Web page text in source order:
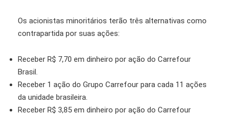
Os acionistas minoritários terão três alternativas como
contrapartida por suas ações:
Receber R$ 7,70 em dinheiro por ação do Carrefour
Brasil.
Receber 1 ação do Grupo Carrefour para cada 11 ações
da unidade brasileira.
Receber R$ 3,85 em dinheiro por ação do Carrefour